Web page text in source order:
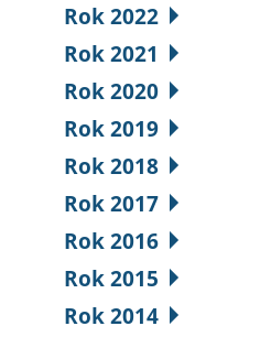
Rok 2022
Rok 2021
Rok 2020
Rok 2019
Rok 2018
Rok 2017
Rok 2016
Rok 2015
Rok 2014